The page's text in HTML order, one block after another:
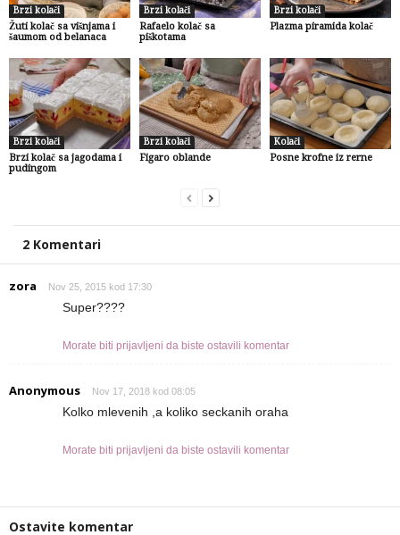
Brzi kolači
Žuti kolač sa višnjama i
šaumom od belanaca
Brzi kolači
Rafaelo kolač sa
piškotama
Brzi kolači
Plazma piramida kolač
Brzi kolači
Brzi kolač sa jagodama i
pudingom
Brzi kolači
Figaro oblande
Kolači
Posne krofne iz rerne
2 Komentari
zora Nov 25, 2015 kod 17:30
Super????
Morate biti prijavljeni da biste ostavili komentar
Anonymous Nov 17, 2018 kod 08:05
Kolko mlevenih ,a koliko seckanih oraha
Morate biti prijavljeni da biste ostavili komentar
Ostavite komentar